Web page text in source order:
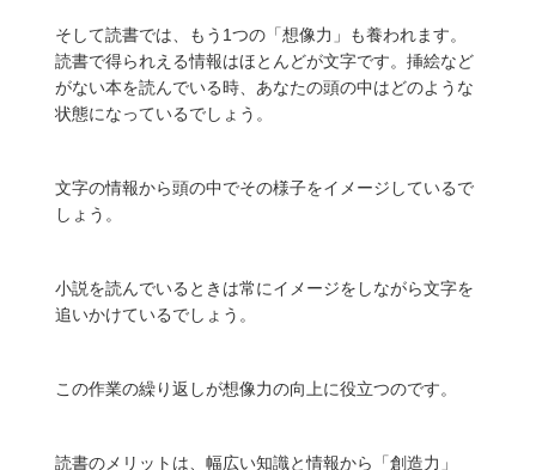
そして読書では、もう1つの 「想像力」
も養われます。
読書で得られえる情報はほとんどが文字です。挿絵など
がない本を読んでいる時、あなたの頭の中はどのような
状態になっているでしょう。
文字の情報から頭の中でその様子をイメージしているで
しょう。
小説を読んでいるときは常にイメージをしながら文字を
追いかけているでしょう。
この作業の繰り返しが想像力の向上に役立つのです。
読書のメリットは、 幅広い知識と情報から「創造力」